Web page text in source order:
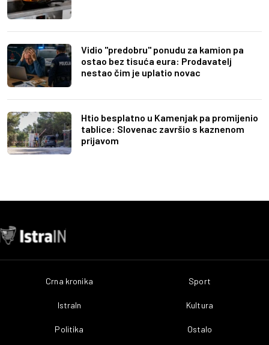
Vidio "predobru" ponudu za kamion pa
ostao bez tisuća eura: Prodavatelj
nestao čim je uplatio novac
Htio besplatno u Kamenjak pa promijenio
tablice: Slovenac završio s kaznenom
prijavom
Crna kronika
IstraIn
Politika
Sport
Kultura
Ostalo